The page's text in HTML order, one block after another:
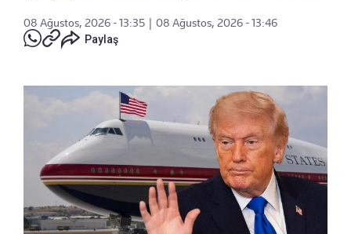
08 Ağustos, 2026 - 13:35
08 Ağustos, 2026 - 13:46
Paylaş